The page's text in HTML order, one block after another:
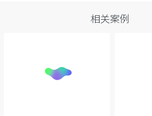
相关案例